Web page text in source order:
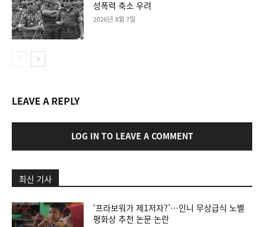
성폭력 축소 우려
2026년 8월 7일
LEAVE A REPLY
LOG IN TO LEAVE A COMMENT
최신 기사
‘프라보워가 제1저자?’…인니 무상급식 노벨
평화상 추천 논문 논란